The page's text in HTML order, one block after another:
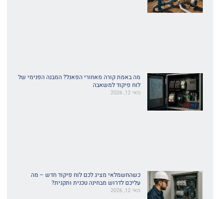
מה באמת קורה מאחורי הפאנל? המבנה הפנימי של
לוח פיקוד למשאבה
מאי 12, 2026
כשהחשמלאי מציג לכם לוח פיקוד חדש – מה
עליכם לדרוש מבחינה טכנית ותקנית?
מאי 12, 2026